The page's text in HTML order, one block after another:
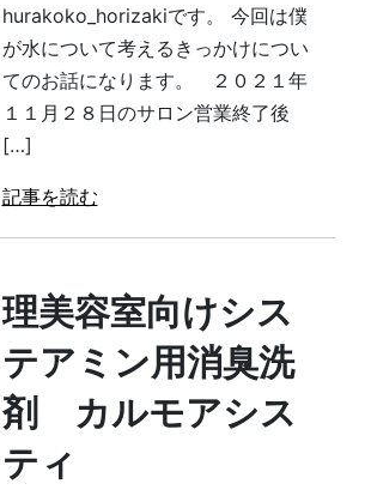
hurakoko_horizakiです。 今回は僕
が水について考えるきっかけについ
てのお話になります。 ２０２１年
１１月２８日のサロン営業終了後
[…]
記事を読む
理美容室向けシス
テアミン用消臭洗
剤 カルモアシス
ティ